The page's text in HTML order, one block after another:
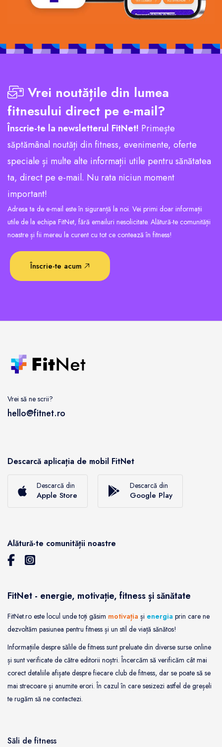
Vrei noutățile din lumea
fitnesului direct pe e-mail?
Înscrie-te la newsletterul FitNet! Primește
săptămânal noutăți din fitness, evenimente, oferte
speciale și multe alte informații utile pentru sănătatea
ta, direct pe e-mail. Nu rata niciun moment
important!
Adresa ta de e-mail este în siguranță la noi. Vei primi doar informații
utile de la echipa FitNet, fără emailuri nesolicitate. Alătură-te comunității
noastre și fii mereu la curent cu tot ce contează în fitness!
Înscrie-te acum
Vrei să ne scrii?
hello@fitnet.ro
Descarcă aplicația de mobil FitNet
Descarcă din
Apple Store
Descarcă din
Google Play
Alătură-te comunității noastre
FitNet - energie, motivație, fitness și sănătate
FitNet.ro este locul unde toți găsim motivația și energia prin care ne
dezvoltăm pasiunea pentru fitness și un stil de viață sănătos!
Informațiile despre sălile de fitness sunt preluate din diverse surse online
și sunt verificate de către editorii noștri. Încercăm să verificăm cât mai
corect detaliile afișate despre fiecare club de fitness, dar se poate să se
mai strecoare și anumite erori. În cazul în care sesizezi astfel de greșeli
te rugăm să ne contactezi.
Săli de fitness